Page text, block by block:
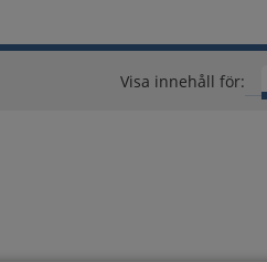
Visa innehåll för: